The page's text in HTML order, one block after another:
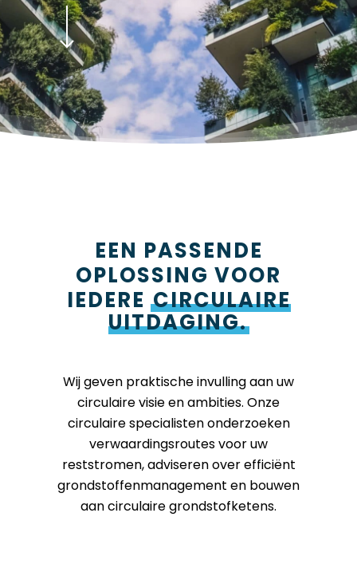
EEN PASSENDE
OPLOSSING VOOR
IEDERE CIRCULAIRE
UITDAGING.
Wij geven praktische invulling aan uw
circulaire visie en ambities. Onze
circulaire specialisten onderzoeken
verwaardingsroutes voor uw
reststromen, adviseren over efficiënt
grondstoffenmanagement en bouwen
aan circulaire grondstofketens.